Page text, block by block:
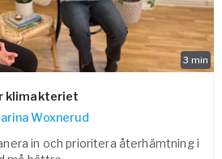
3 min
klimakteriet
Woxnerud
in och prioritera återhämtning i